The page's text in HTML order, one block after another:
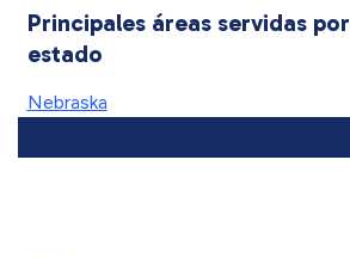
Principales áreas servidas por
estado
Nebraska